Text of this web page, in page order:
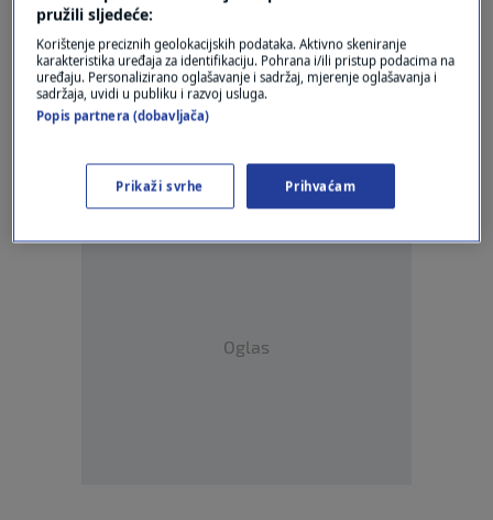
Oglas
Oglas
pružili sljedeće:
Korištenje preciznih geolokacijskih podataka. Aktivno skeniranje
karakteristika uređaja za identifikaciju. Pohrana i/ili pristup podacima na
uređaju. Personalizirano oglašavanje i sadržaj, mjerenje oglašavanja i
sadržaja, uvidi u publiku i razvoj usluga.
Popis partnera (dobavljača)
Prikaži svrhe Prihvaćam